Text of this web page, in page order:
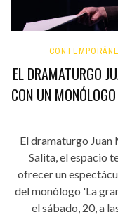
EL DRAMATURGO
CON UN
El dramaturgo Juan
Salita, el espacio
ofrecer un
del monólogo 'La
el sábado, 20, a